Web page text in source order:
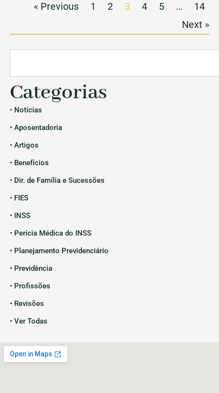
« Previous 1 2 3 4 5 …
14
Next »
Categorias
• Notícias
• Aposentadoria
• Artigos
• Benefícios
• Dir. de Família e Sucessões
• FIES
• INSS
• Perícia Médica do INSS
• Planejamento Previdenciário
• Previdência
• Profissões
• Revisões
• Ver Todas